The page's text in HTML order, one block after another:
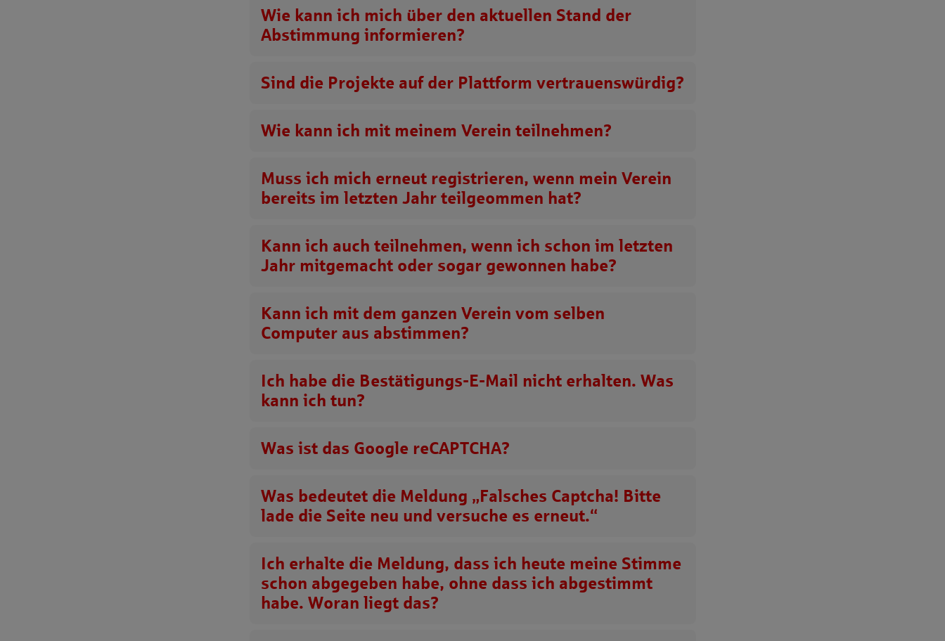
Wie kann ich mich über den aktuellen Stand der
Abstimmung informieren?
Sind die Projekte auf der Plattform vertrauenswürdig?
Wie kann ich mit meinem Verein teilnehmen?
Muss ich mich erneut registrieren, wenn mein Verein
bereits im letzten Jahr teilgeommen hat?
Kann ich auch teilnehmen, wenn ich schon im letzten
Jahr mitgemacht oder sogar gewonnen habe?
Kann ich mit dem ganzen Verein vom selben
Computer aus abstimmen?
Ich habe die Bestätigungs-E-Mail nicht erhalten. Was
kann ich tun?
Was ist das Google reCAPTCHA?
Was bedeutet die Meldung „Falsches Captcha! Bitte
lade die Seite neu und versuche es erneut.“
Ich erhalte die Meldung, dass ich heute meine Stimme
schon abgegeben habe, ohne dass ich abgestimmt
habe. Woran liegt das?